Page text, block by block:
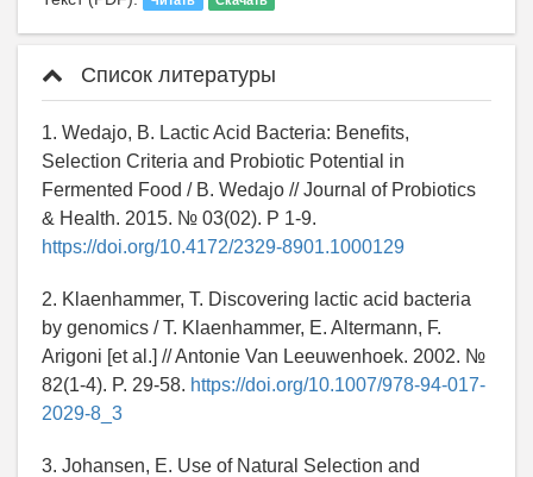
Список литературы
1. Wedajo, B. Lactic Acid Bacteria: Benefits,
Selection Criteria and Probiotic Potential in
Fermented Food / B. Wedajo // Journal of Probiotics
& Health. 2015. № 03(02). P 1-9.
https://doi.org/10.4172/2329-8901.1000129
2. Klaenhammer, T. Discovering lactic acid bacteria
by genomics / T. Klaenhammer, E. Altermann, F.
Arigoni [et al.] // Antonie Van Leeuwenhoek. 2002. №
82(1-4). P. 29-58. https://doi.org/10.1007/978-94-017-
2029-8_3
3. Johansen, E. Use of Natural Selection and